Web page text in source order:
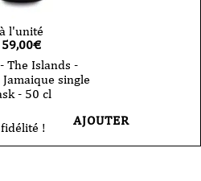
à l'unité
59,00€
The Islands -
single
- 50 cl
! AJOUTER